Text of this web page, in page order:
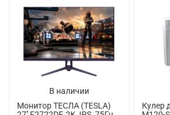
В наличии
Монитор ТЕСЛА (TESLA)
Кулер